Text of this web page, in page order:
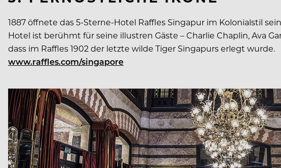
1887 öffnete das 5-Sterne-Hotel Raffles Singapur im Kolonialstil
Hotel ist berühmt für seine illus­tren Gäste – Charlie Chaplin, Ava
dass im Raffles 1902 der letzte wilde Tiger Singapurs erlegt wurde.
www.raffles.com/singapore